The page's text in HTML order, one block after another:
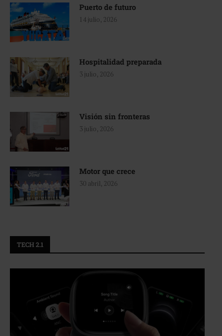
Puerto de futuro
14 julio, 2026
Hospitalidad preparada
3 julio, 2026
Visión sin fronteras
3 julio, 2026
Motor que crece
30 abril, 2026
TECH 2.1